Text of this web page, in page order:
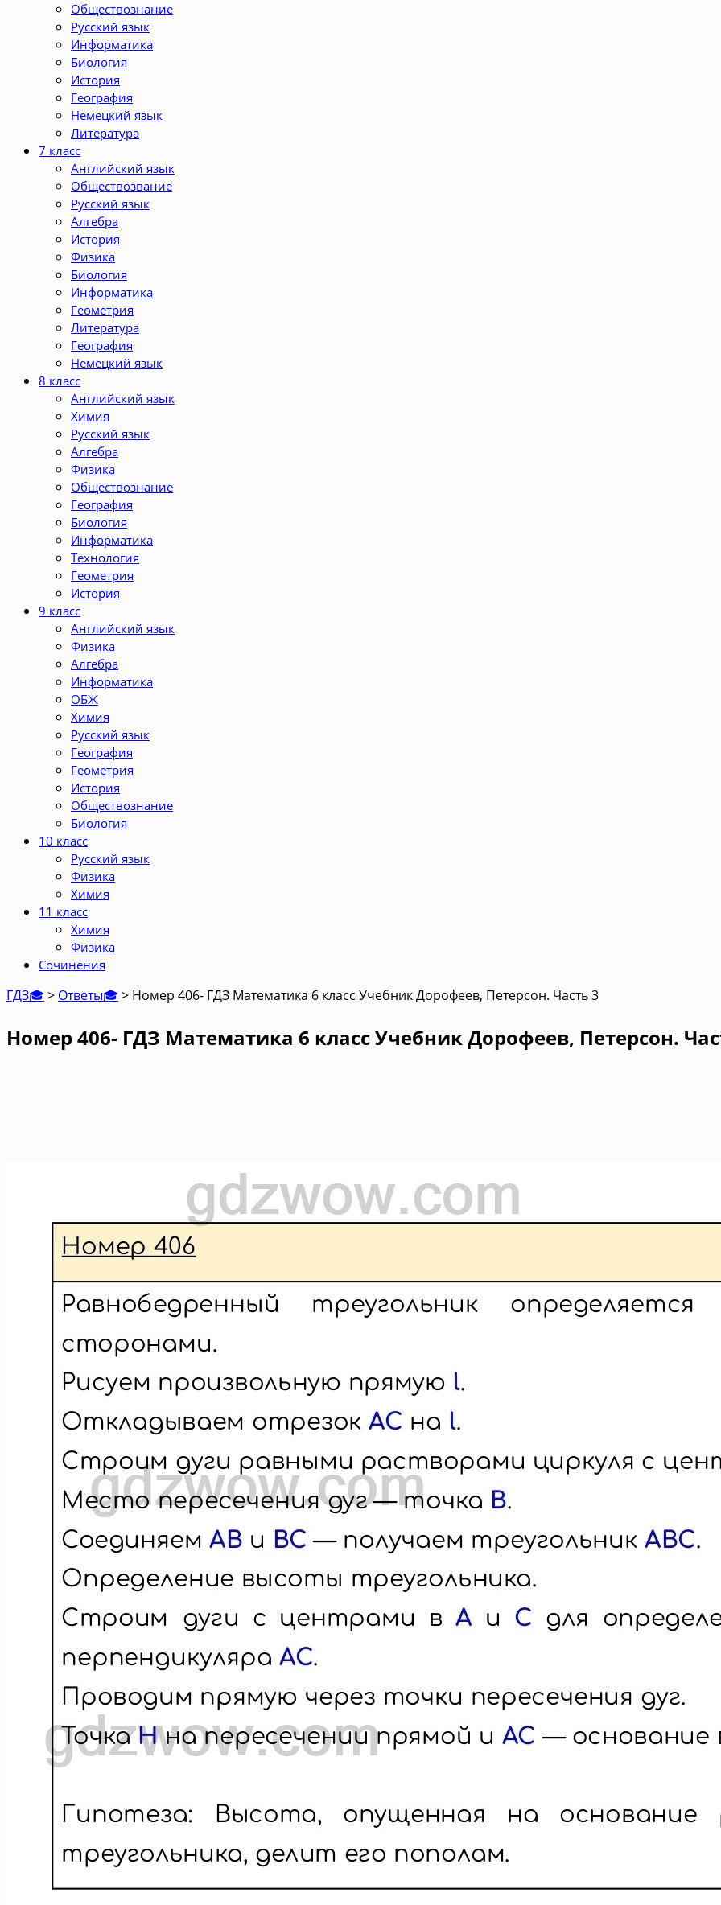
Обществознание
Русский язык
Информатика
Биология
История
География
Немецкий язык
Литература
7 класс
Английский язык
Обществозвание
Русский язык
Алгебра
История
Физика
Биология
Информатика
Геометрия
Литература
География
Немецкий язык
8 класс
Английский язык
Химия
Русский язык
Алгебра
Физика
Обществознание
География
Биология
Информатика
Технология
Геометрия
История
9 класс
Английский язык
Физика
Алгебра
Информатика
ОБЖ
Химия
Русский язык
География
Геометрия
История
Обществознание
Биология
10 класс
Русский язык
Физика
Химия
11 класс
Химия
Физика
Сочинения
ГДЗ🎓> Ответы🎓> Номер 406- ГДЗ Математика 6 класс Учебник Дорофеев, Петерсон. Часть 3
Номер 406- ГДЗ Математика 6 класс Учебник Дорофеев, Петерсон.